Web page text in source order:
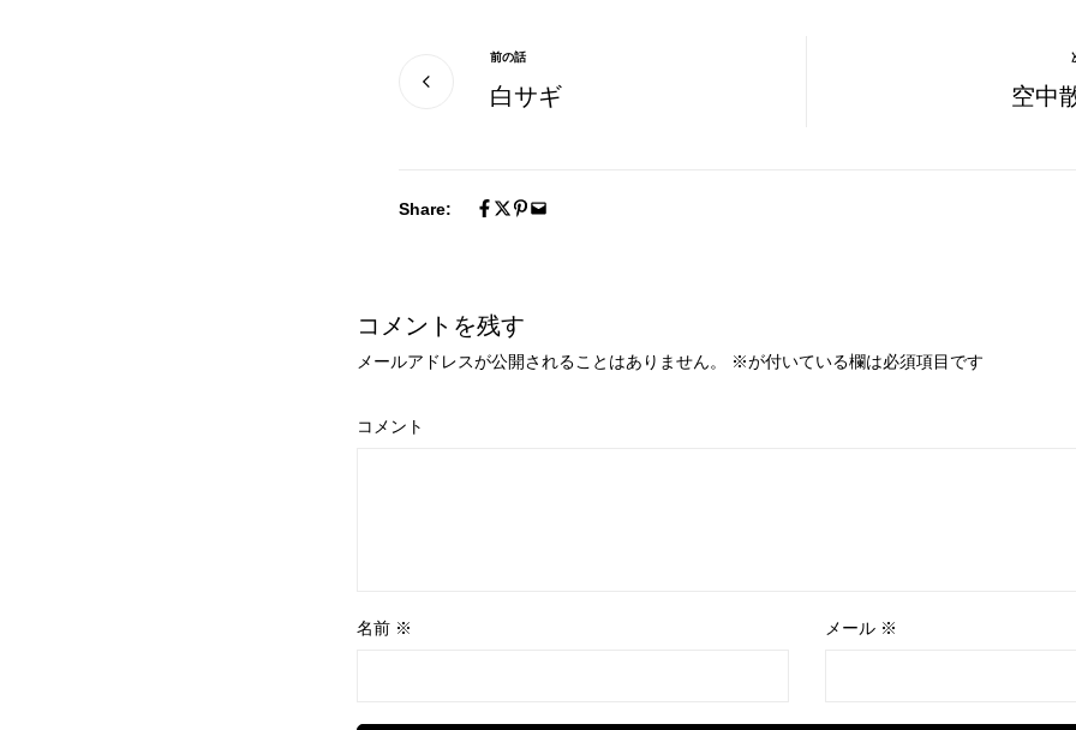
前の話
白サギ 空中
Share:
コメントを残す
メールアドレスが公開されることはありません。 ※が付いている欄は必須項目です
コメント
名前 ※ メール ※